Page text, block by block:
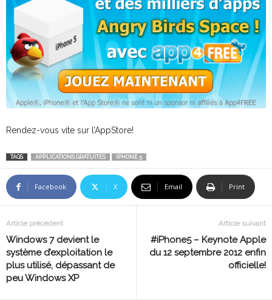
Rendez-vous vite sur l’AppStore!
TAGS APPLICATIONS GRATUITES IPHONE 5
Facebook X Email Print
Article précédent
Windows 7 devient le
système d’exploitation le
plus utilisé, dépassant de
peu Windows XP
Article suivant
#iPhone5 – Keynote Apple
du 12 septembre 2012 enfin
officielle!